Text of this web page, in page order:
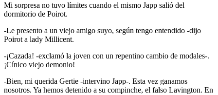
Mi sorpresa no tuvo límites cuando el mismo Japp salió del
dormitorio de Poirot.
-Le presento a un viejo amigo suyo, según tengo entendido -dijo
Poirot a lady Millicent.
-¡Cazada! -exclamó la joven con un repentino cambio de modales-.
¡Cínico viejo demonio!
-Bien, mi querida Gertie -intervino Japp-. Esta vez ganamos
nosotros. Ya hemos detenido a su compinche, el falso Lavington. En